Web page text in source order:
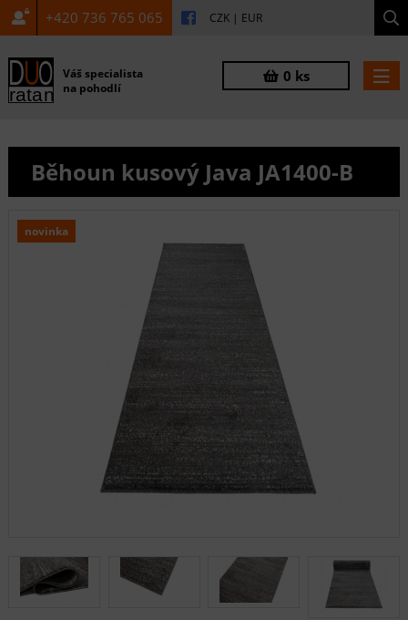
+420 736 765 065 CZK | EUR
Váš specialista
na pohodlí
0 ks
Běhoun kusový Java JA1400-B
novinka